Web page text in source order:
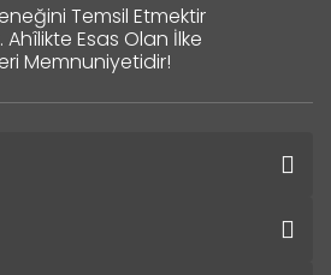
Temsil Etmektir
Ahîlikte Esas Olan İlke
Memnuniyetidir!